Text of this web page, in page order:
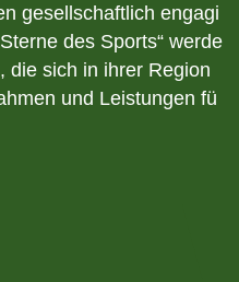
gesellschaftlich engagi
des Sports“ werde
die sich in ihrer Region
und Leistungen fü